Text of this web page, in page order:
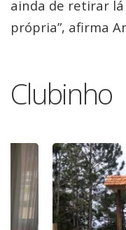
ainda de retirar
própria”, afirma
Clubinho